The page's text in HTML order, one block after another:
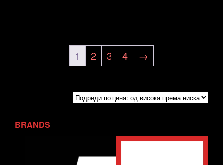
1 2 3 4 →
BRANDS